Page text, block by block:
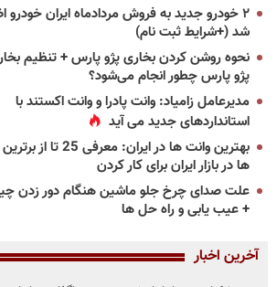
۲ خودرو جدید به فروش مردادماه ایران خودرو
شد (+شرایط ثبت نام)
نحوه روشن کردن بخاری پژو پارس + تنظیم
پژو پارس چطور انجام می‌شود؟
مدیرعامل زامیاد: وانت پادرا و وانت اکستند با
استانداردهای جدید می آید
بهترین وانت ها در ایران: معرفی
ها در بازار ایران برای کار کردن
علت صدای چرخ جلو ماشین هنگام دور زدن
+ عیب یابی و راه حل ها
آخرین اخبار